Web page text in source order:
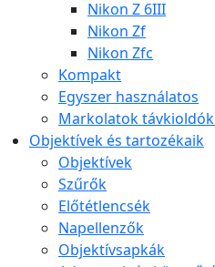
Nikon Z 6III
Nikon Zf
Nikon Zfc
Kompakt
Egyszer használatos
Markolatok
Objektívek és tartozékaik
Objektívek
Szűrők
Előtétlencsék
Napellenzők
Objektívsapkák